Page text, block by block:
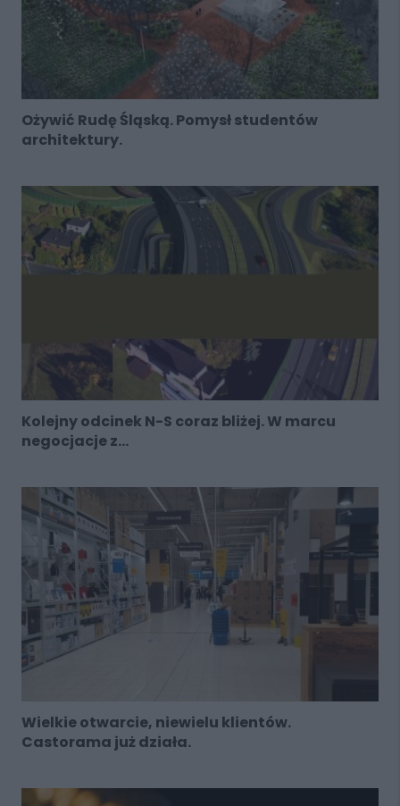
Ożywić Rudę Śląską. Pomysł studentów
architektury.
Kolejny odcinek N-S coraz bliżej. W marcu
negocjacje z...
Wielkie otwarcie, niewielu klientów.
Castorama już działa.